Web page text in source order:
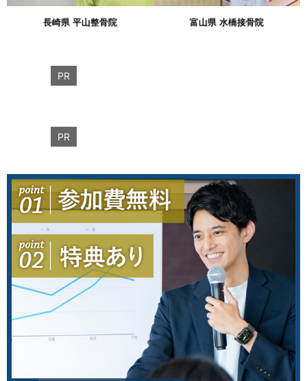
長崎県 平山整骨院 富山県 水橋接骨院
PR
PR